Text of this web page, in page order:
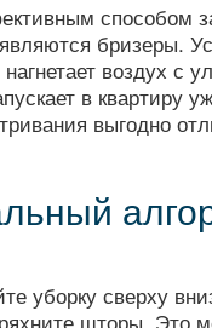
способом
бризеры.
воздух с
в квартиру
выгодно
уборку сверху
шторы. Это